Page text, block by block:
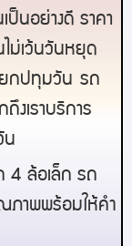
ป็นอย่างดี ราคา
ม่เว้นวันหยุด
กปทุมวัน รถ
งเราบริการ
น
4 ล้อเล็ก รถ
ณภาพพร้อมให้คำ